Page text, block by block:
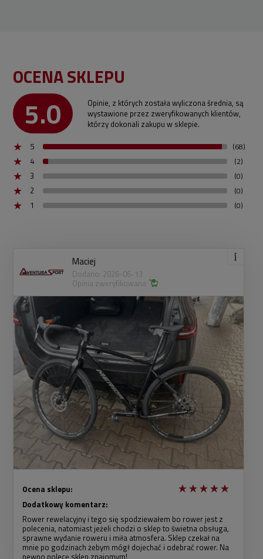
OCENA SKLEPU
5.0
Opinie, z których została wyliczona średnia, są
wystawione przez zweryfikowanych klientów,
którzy dokonali zakupu w sklepie.
5
(68)
4 (2)
3 (0)
2 (0)
1 (0)
Maciej
Dodano: 2026-06-13
Opinia zweryfikowana
Ocena sklepu:
Dodatkowy komentarz:
Rower rewelacyjny i tego się spodziewałem bo rower jest z
polecenia, natomiast jeżeli chodzi o sklep to świetna obsługa,
sprawne wydanie roweru i miła atmosfera. Sklep czekał na
mnie po godzinach żebym mógł dojechać i odebrać rower. Na